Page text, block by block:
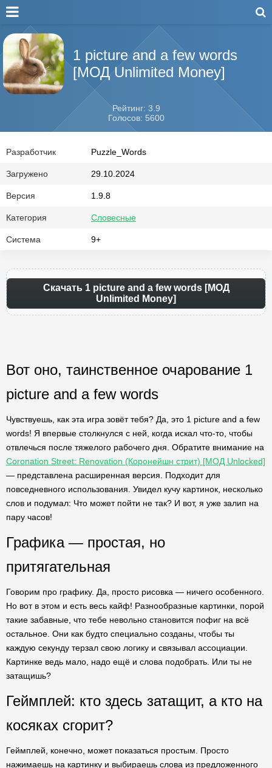
1 picture and a few words
[МОД Unlimited Money]
Рейтинг: 3.9
Голосов: 5600
Разработчик Puzzle_Words
Загружено 29.10.2024
Версия 1.9.8
Категория Словесные
Система 9+
Скачать 1 picture and a few words [МОД
Unlimited Money]
Вот оно, таинственное очарование 1
picture and a few words
Чувствуешь, как эта игра зовёт тебя? Да, это 1 picture and a few
words! Я впервые столкнулся с ней, когда искал что-то, чтобы
отвлечься после тяжелого рабочего дня. Обратите внимание на
Coronation Street: Renovation (Коронейшн стрит) [МОД Unlocked]
— представлена расширенная версия. Подходит для
повседневного использования. Увидел кучу картинок, несколько
слов и подумал: Что может пойти не так? И вот, я уже залип на
пару часов!
Графика — простая, но
притягательная
Говорим про графику. Да, просто рисовка — ничего особенного.
Но вот в этом и есть весь кайф! Разнообразные картинки, порой
такие забавные, что тебе невольно становится пофиг на всё
остальное. Они как будто специально созданы, чтобы ты
каждую секунду терзал свою логику и связывал ассоциации.
Картинке ведь мало, надо ещё и слова подобрать. Или ты не
затащишь?
Геймплей: кто здесь затащит, а кто на
косяках сгорит?
Геймплей, конечно, может показаться простым. Просто
нажимаешь на картинку и выбираешь слова из предложенного